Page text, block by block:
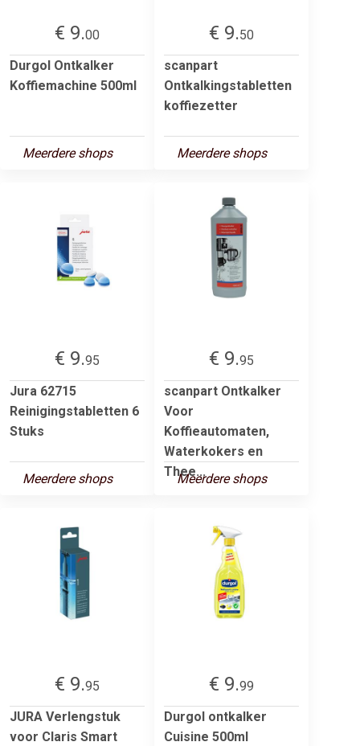
€ 9.00
Durgol Ontkalker
Koffiemachine 500ml
Meerdere shops
€ 9.50
scanpart
Ontkalkingstabletten
koffiezetter
Meerdere shops
€ 9.95
Jura 62715
Reinigingstabletten 6
Stuks
Meerdere shops
€ 9.95
scanpart Ontkalker
Voor
Koffieautomaten,
Waterkokers en
Thee...
Meerdere shops
€ 9.95
JURA Verlengstuk
voor Claris Smart
€ 9.99
Durgol ontkalker
Cuisine 500ml